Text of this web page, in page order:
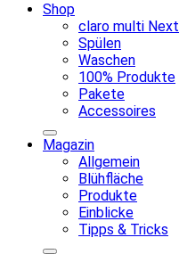
Shop
claro multi Next
Spülen
Waschen
100% Produkte
Pakete
Accessoires
Magazin
Allgemein
Blühfläche
Produkte
Einblicke
Tipps & Tricks